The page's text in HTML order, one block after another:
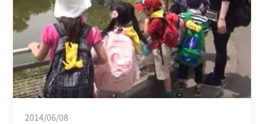
2014/06/08